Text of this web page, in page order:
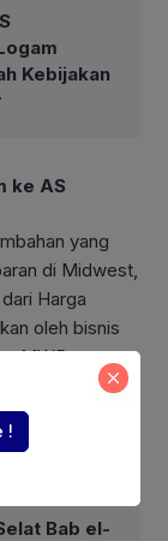
Kebijakan
ke AS
yang
di Midwest,
Harga
oleh bisnis
MWP
Bab el-
!